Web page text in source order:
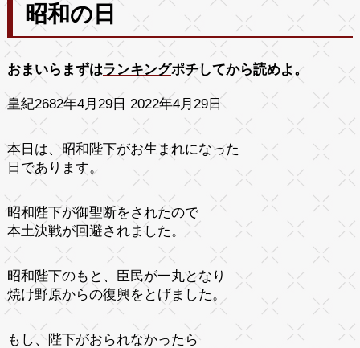
昭和の日
おまいらまずはランキングポチしてから読めよ。
皇紀2682年4月29日 2022年4月29日
本日は、昭和陛下がお生まれになった
日であります。
昭和陛下が御聖断をされたので
本土決戦が回避されました。
昭和陛下のもと、臣民が一丸となり
焼け野原からの復興をとげました。
もし、陛下がおられなかったら